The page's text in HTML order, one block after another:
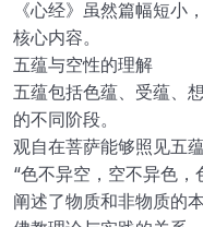
《心经》虽然篇幅短小
核心内容。
五蕴与空性的理解
五蕴包括色蕴、受蕴、
的不同阶段。
观自在菩萨能够照见五
“色不异空，空不异色
阐述了物质和非物质的